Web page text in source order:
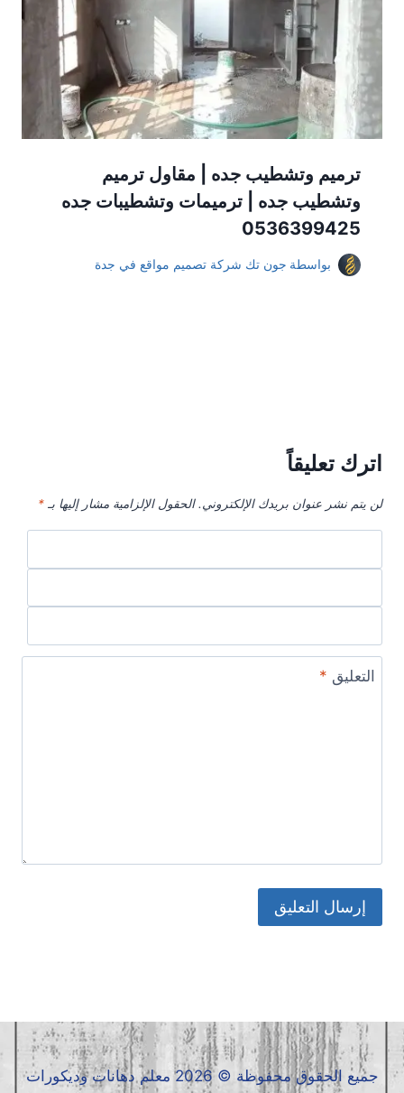
ترميم وتشطيب جده | مقاول ترميم
وتشطيب جده | ترميمات وتشطيبات جده
0536399425
بواسطة جون تك شركة تصميم مواقع في جدة
اترك تعليقاً
لن يتم نشر عنوان بريدك الإلكتروني. الحقول الإلزامية مشار إليها بـ *
التعليق *
جميع الحقوق محفوظة © 2026 معلم دهانات وديكورات